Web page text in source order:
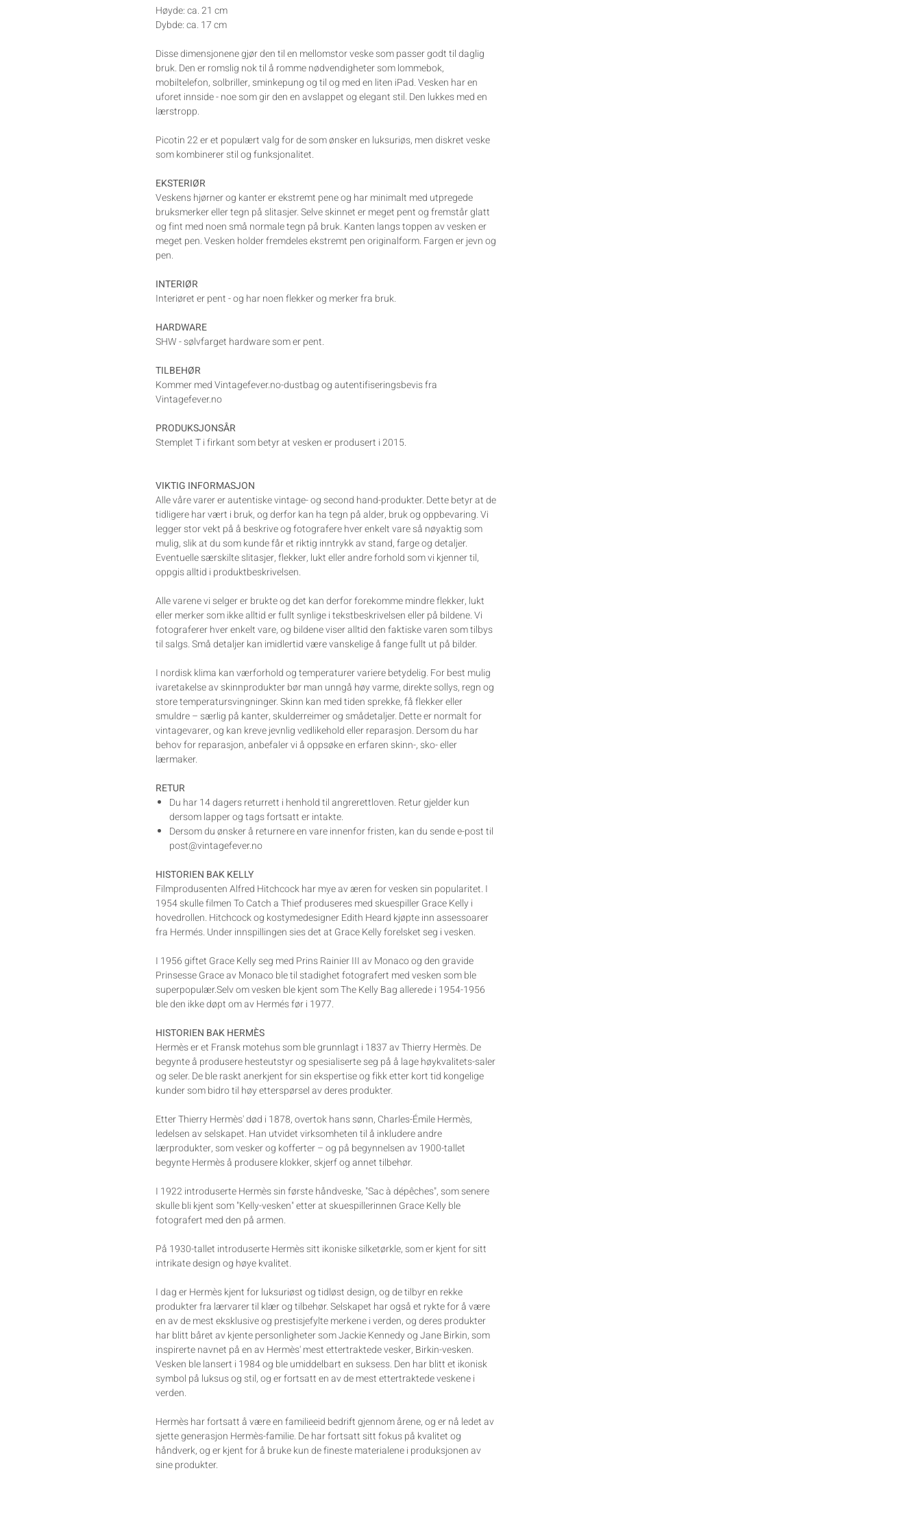
Høyde: ca. 21 cm
Dybde: ca. 17 cm
Disse dimensjonene gjør den til en mellomstor veske som passer godt til daglig
bruk. Den er romslig nok til å romme nødvendigheter som lommebok,
mobiltelefon, solbriller, sminkepung og til og med en liten iPad.Vesken har en
uforet innside -noe som gir den en avslappet og elegant stil. Den lukkes med en
lærstropp.
Picotin 22 er et populært valg for de som ønsker en luksuriøs, men diskret veske
som kombinerer stil og funksjonalitet.
EKSTERIØR
Veskens hjørner og kanter er ekstremt pene og har minimalt med utpregede
bruksmerker eller tegn på slitasjer. Selve skinnet er meget pent og fremstår glatt
og fint med noen små normale tegn på bruk. Kanten langs toppen av vesken er
meget pen. Vesken holder fremdeles ekstremt pen originalform. Fargen er jevn og
pen.
INTERIØR
Interiøret er pent - og har noen flekker og merker fra bruk.
HARDWARE
SHW - sølvfarget hardware som er pent.
TILBEHØR
Kommer med Vintagefever.no-dustbag og autentifiseringsbevis fra
Vintagefever.no
PRODUKSJONSÅR
Stemplet T i firkant som betyr at vesken er produsert i 2015.
VIKTIG INFORMASJON
Alle våre varer er autentiske vintage- og second hand-produkter. Dette betyr at de
tidligere har vært i bruk, og derfor kan ha tegn på alder, bruk og oppbevaring. Vi
legger stor vekt på å beskrive og fotografere hver enkelt vare så nøyaktig som
mulig, slik at du som kunde får et riktig inntrykk av stand, farge og detaljer.
Eventuelle særskilte slitasjer, flekker, lukt eller andre forhold som vi kjenner til,
oppgis alltid i produktbeskrivelsen.
Alle varene vi selger er brukte og det kan derfor forekomme mindre flekker, lukt
eller merker som ikke alltid er fullt synlige i tekstbeskrivelsen eller på bildene. Vi
fotograferer hver enkelt vare, og bildene viser alltid den faktiske varen som tilbys
til salgs. Små detaljer kan imidlertid være vanskelige å fange fullt ut på bilder.
I nordisk klima kan værforhold og temperaturer variere betydelig. For best mulig
ivaretakelse av skinnprodukter bør man unngå høy varme, direkte sollys, regn og
store temperatursvingninger. Skinn kan med tiden sprekke, få flekker eller
smuldre – særlig på kanter, skulderreimer og smådetaljer. Dette er normalt for
vintagevarer, og kan kreve jevnlig vedlikehold eller reparasjon. Dersom du har
behov for reparasjon, anbefaler vi å oppsøke en erfaren skinn-, sko- eller
lærmaker.
RETUR
Du har 14 dagers returrett i henhold til angrerettloven. Retur gjelder kun
dersom lapper og tags fortsatt er intakte.
Dersom du ønsker å returnere en vare innenfor fristen, kan du sende e-post til
post@vintagefever.no
HISTORIEN BAK KELLY
Filmprodusenten Alfred Hitchcock har mye av æren for vesken sin popularitet. I
1954 skulle filmen To Catch a Thief produseres med skuespiller Grace Kelly i
hovedrollen. Hitchcock og kostymedesigner Edith Heard kjøpte inn assessoarer
fra Hermés. Under innspillingen sies det at Grace Kelly forelsket seg i vesken.
I 1956 giftet Grace Kelly seg med Prins Rainier III av Monaco og den gravide
Prinsesse Grace av Monaco ble til stadighet fotografert med vesken som ble
superpopulær.Selv om vesken ble kjent som The Kelly Bag allerede i 1954-1956
ble den ikke døpt om av Hermés før i 1977.
HISTORIEN BAK HERMÈS
Hermès er et Fransk motehus som ble grunnlagt i 1837 av Thierry Hermès. De
begynte å produsere hesteutstyr og spesialiserte seg på å lage høykvalitets-saler
og seler. De ble raskt anerkjent for sin ekspertise og fikk etter kort tid kongelige
kunder som bidro til høy etterspørsel av deres produkter.
Etter Thierry Hermès' død i 1878, overtok hans sønn, Charles-Émile Hermès,
ledelsen av selskapet. Han utvidet virksomheten til å inkludere andre
lærprodukter, som vesker og kofferter – og på begynnelsen av 1900-tallet
begynte Hermès å produsere klokker, skjerf og annet tilbehør.
I 1922 introduserte Hermès sin første håndveske, "Sac à dépêches", som senere
skulle bli kjent som "Kelly-vesken" etter at skuespillerinnen Grace Kelly ble
fotografert med den på armen.
På 1930-tallet introduserte Hermès sitt ikoniske silketørkle, som er kjent for sitt
intrikate design og høye kvalitet.
I dag er Hermès kjent for luksuriøst og tidløst design, og de tilbyr en rekke
produkter fra lærvarer til klær og tilbehør. Selskapet har også et rykte for å være
en av de mest eksklusive og prestisjefylte merkene i verden, og deres produkter
har blitt båret av kjente personligheter som Jackie Kennedy og Jane Birkin, som
inspirerte navnet på en av Hermès' mest ettertraktede vesker, Birkin-vesken.
Vesken ble lansert i 1984 og ble umiddelbart en suksess. Den har blitt et ikonisk
symbol på luksus og stil, og er fortsatt en av de mest ettertraktede veskene i
verden.
Hermès har fortsatt å være en familieeid bedrift gjennom årene, og er nå ledet av
sjette generasjon Hermès-familie. De har fortsatt sitt fokus på kvalitet og
håndverk, og er kjent for å bruke kun de fineste materialene i produksjonen av
sine produkter.